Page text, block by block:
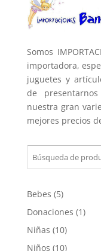
Somos
importadora,
juguetes y
de
nuestra gran
mejores precios
Bebes (5)
Donaciones (1)
Niñas (10)
Niños (10)